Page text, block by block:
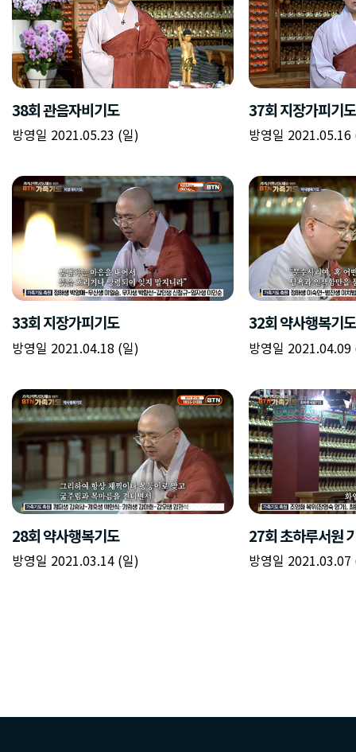
38회 관음자비기도
방영일 2021.05.23 (일)
37회 지장가피기도
방영일 2021.05.16
33회 지장가피기도
방영일 2021.04.18 (일)
32회 약사행복기도
방영일 2021.04.09
28회 약사행복기도
방영일 2021.03.14 (일)
27회 초하루서원
방영일 2021.03.07